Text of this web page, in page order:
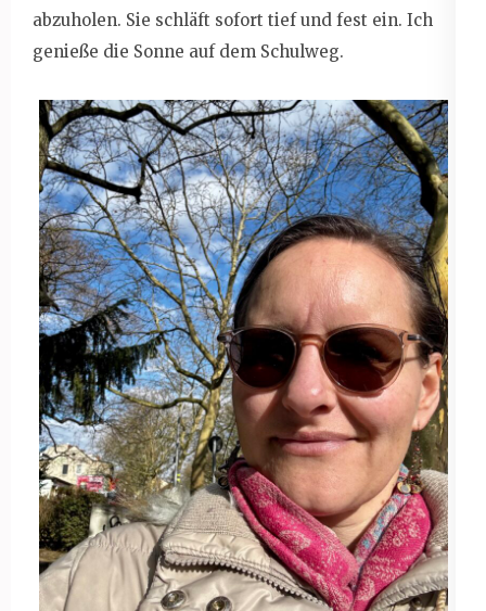
abzuholen. Sie schläft sofort tief und fest ein. Ich
genieße die Sonne auf dem Schulweg.